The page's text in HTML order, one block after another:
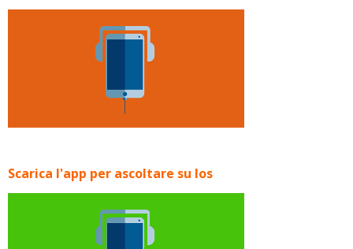
Scarica l'app per ascoltare su Ios